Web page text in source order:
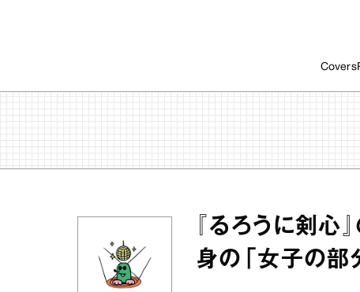
Covers
『るろうに剣
身の「女子の部